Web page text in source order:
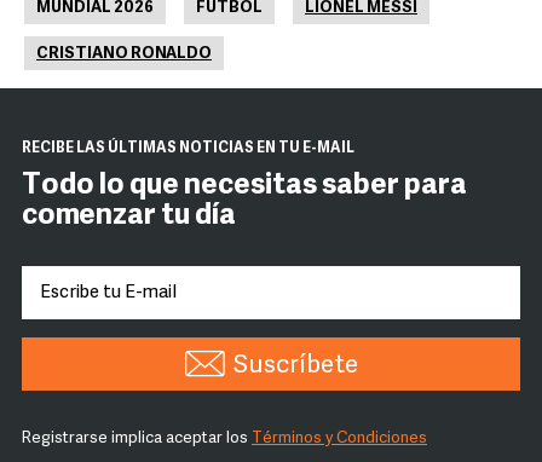
MUNDIAL 2026 FUTBOL LIONEL MESSI
CRISTIANO RONALDO
RECIBE LAS ÚLTIMAS NOTICIAS EN TU E-MAIL
Todo lo que necesitas saber para
comenzar tu día
Suscríbete
Registrarse implica aceptar los Términos y Condiciones